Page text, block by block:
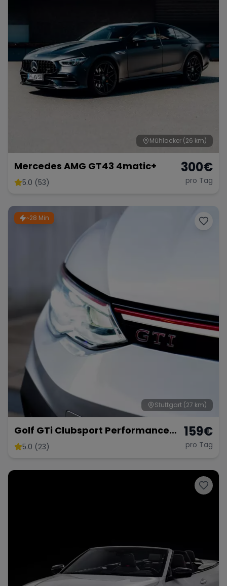
Mühlacker (26 km)
Mercedes AMG GT43 4matic+
5.0 (53)
300€
pro Tag
~28 Min
Stuttgart (27 km)
Golf GTi Clubsport Performance
Paket
5.0 (23)
159€
pro Tag